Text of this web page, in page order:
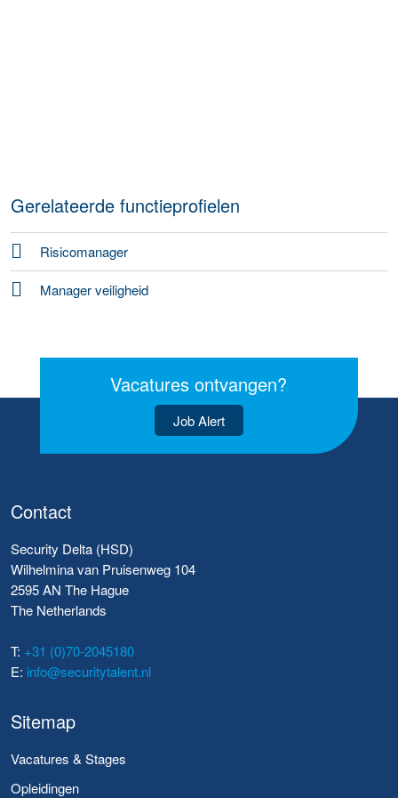
Gerelateerde functieprofielen
Risicomanager
Manager veiligheid
Vacatures ontvangen?
Job Alert
Contact
Security Delta (HSD)
Wilhelmina van Pruisenweg 104
2595 AN The Hague
The Netherlands
T: +31 (0)70-2045180
E: info@securitytalent.nl
Sitemap
Vacatures & Stages
Opleidingen